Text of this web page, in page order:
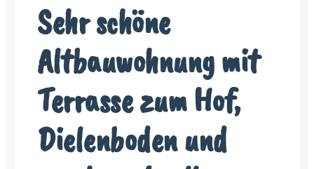
Sehr schöne
Altbauwohnung mit
Terrasse zum Hof,
Dielenboden und